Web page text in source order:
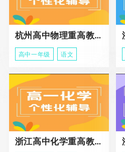
杭州高中物理重高教育春季班
高中一年级 语文
浙江高中化学重高教育春季班